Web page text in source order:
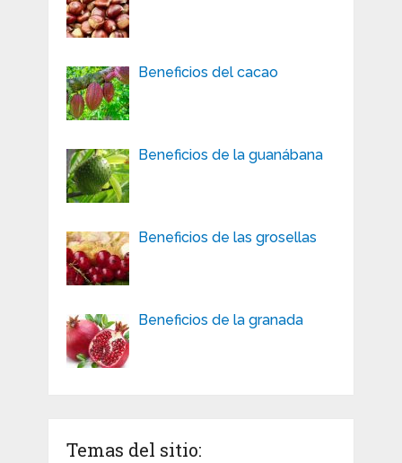
Beneficios del cacao
Beneficios de la guanábana
Beneficios de las grosellas
Beneficios de la granada
Temas del sitio: